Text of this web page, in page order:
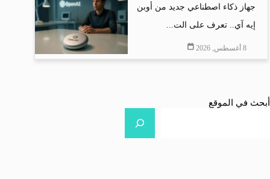
جهاز ذكاء اصطناعي جديد من أوبن
إيه آي.. تعرف على الت...
8 أغسطس, 2026
أبحث في الموقع